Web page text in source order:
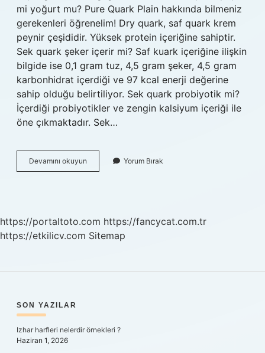
mi yoğurt mu? Pure Quark Plain hakkında bilmeniz
gerekenleri öğrenelim! Dry quark, saf quark krem ​​
peynir çeşididir. Yüksek protein içeriğine sahiptir.
Sek quark şeker içerir mi? Saf kuark içeriğine ilişkin
bilgide ise 0,1 gram tuz, 4,5 gram şeker, 4,5 gram
karbonhidrat içerdiği ve 97 kcal enerji değerine
sahip olduğu belirtiliyor. Sek quark probiyotik mi?
İçerdiği probiyotikler ve zengin kalsiyum içeriği ile
öne çıkmaktadır. Sek…
Devamını okuyun
Quark
Yorum Bırak
https://portaltoto.com https://fancycat.com.tr
https://etkilicv.com Sitemap
SIDEBAR
SON YAZILAR
Izhar harfleri nelerdir örnekleri ?
Haziran 1, 2026